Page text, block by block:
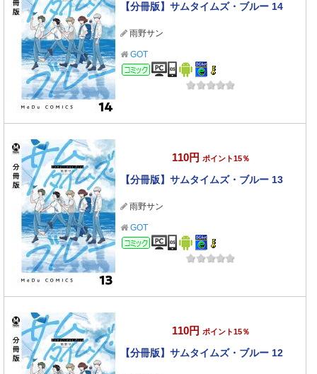
【分冊版】サムタイムズ・ブルー 14
雨野サン
GOT
コミック
110円 ポイント15％
【分冊版】サムタイムズ・ブルー 13
雨野サン
GOT
コミック
110円 ポイント15％
【分冊版】サムタイムズ・ブルー 12